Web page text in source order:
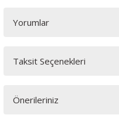
Yorumlar
Taksit Seçenekleri
Önerileriniz